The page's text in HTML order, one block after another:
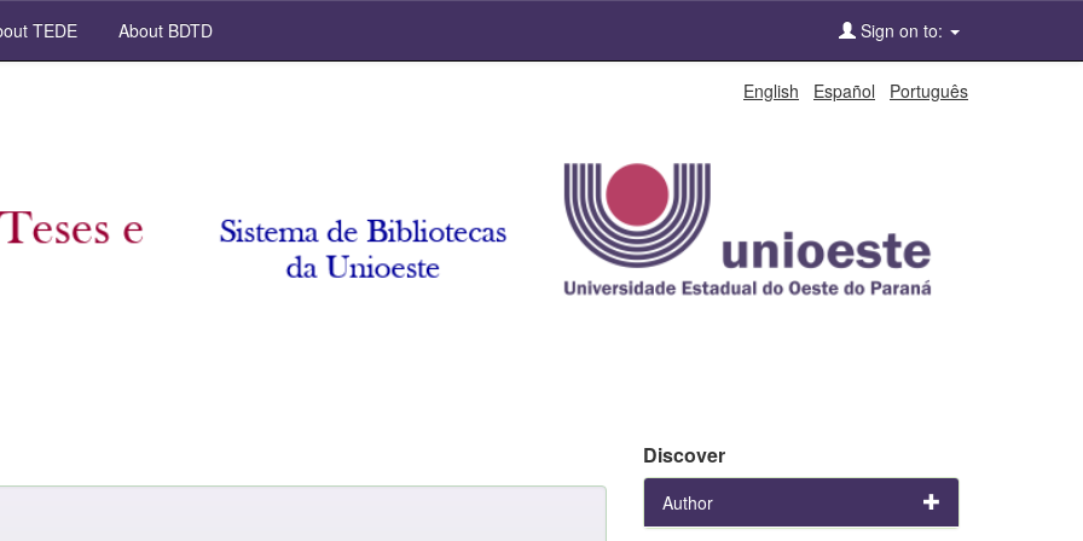
TEDE About BDTD Sign on to:
English Español Português
Discover
Author